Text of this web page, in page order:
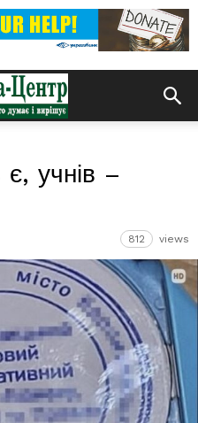
є, учнів –
812 views